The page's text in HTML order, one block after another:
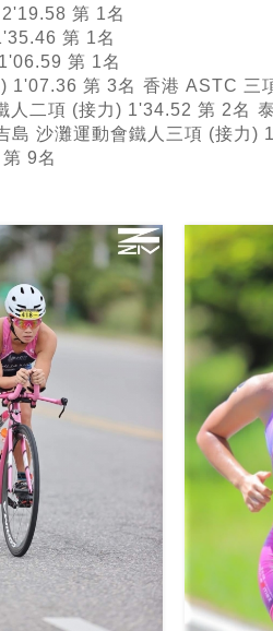
第 1名
第 1名
第 1名
1'07.36 第 3名 香港 ASTC 三
人二項 (接力) 1'34.52 第 2名
島 沙灘運動會鐵人三項 (接力)
9名